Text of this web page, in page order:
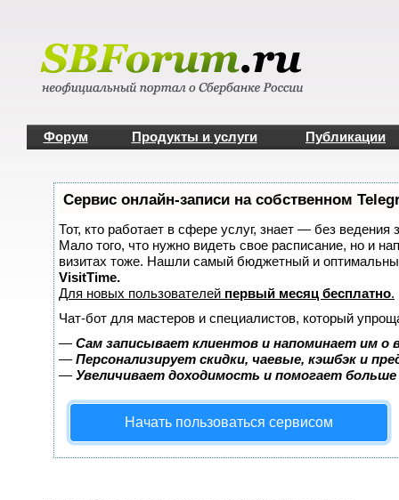
Форум Продукты и услуги Публикации
Сервис онлайн-записи на собственном
Тот, кто работает в сфере услуг, знает — без ведения
Мало того, что нужно видеть свое расписание, но и
визитах тоже. Нашли самый бюджетный и
VisitTime.
Для новых пользователей первый месяц бесплатно.
Чат-бот для мастеров и специалистов, который
— Сам записывает клиентов и напоминает им о
— Персонализирует скидки, чаевые, кэшбэк и
— Увеличивает доходимость и помогает
Начать пользоваться сервисом